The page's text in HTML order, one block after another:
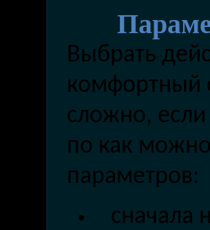
Выбрать
комфортный
сложно,
по как
параметров:
сначала